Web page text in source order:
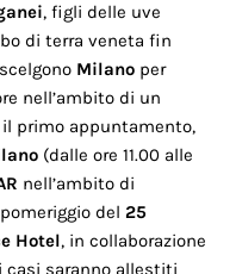
, figli delle uve
di terra veneta fin
Milano per
nell’ambito di un
primo appuntamento,
(dalle ore 11.00 alle
nell’ambito di
del25
Hotel, in collaborazione
casi saranno allestiti